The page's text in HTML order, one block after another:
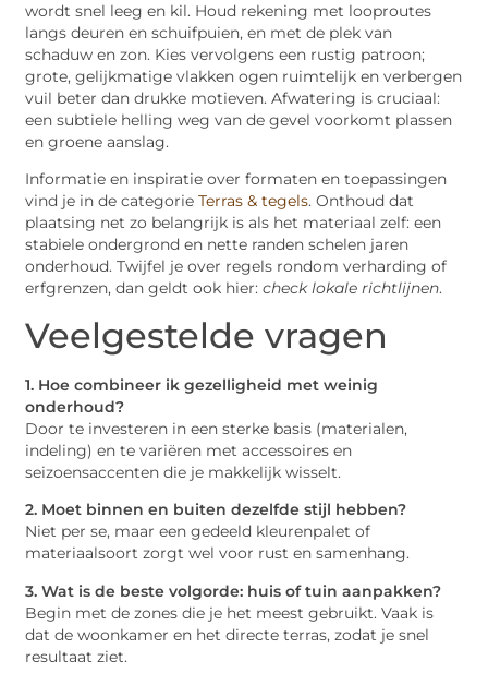
wordt snel leeg en kil. Houd rekening met looproutes
langs deuren en schuifpuien, en met de plek van
schaduw en zon. Kies vervolgens een rustig patroon;
grote, gelijkmatige vlakken ogen ruimtelijk en verbergen
vuil beter dan drukke motieven. Afwatering is cruciaal:
een subtiele helling weg van de gevel voorkomt plassen
en groene aanslag.
Informatie en inspiratie over formaten en toepassingen
vind je in de categorieTerras & tegels. Onthoud dat
plaatsing net zo belangrijk is als het materiaal zelf: een
stabiele ondergrond en nette randen schelen jaren
onderhoud. Twijfel je over regels rondom verharding of
erfgrenzen, dan geldt ook hier:check lokale richtlijnen.
Veelgestelde vragen
1. Hoe combineer ik gezelligheid met weinig
onderhoud?
Door te investeren in een sterke basis (materialen,
indeling) en te variëren met accessoires en
seizoensaccenten die je makkelijk wisselt.
2. Moet binnen en buiten dezelfde stijl hebben?
Niet per se, maar een gedeeld kleurenpalet of
materiaalsoort zorgt wel voor rust en samenhang.
3. Wat is de beste volgorde: huis of tuin aanpakken?
Begin met de zones die je het meest gebruikt. Vaak is
dat de woonkamer en het directe terras, zodat je snel
resultaat ziet.